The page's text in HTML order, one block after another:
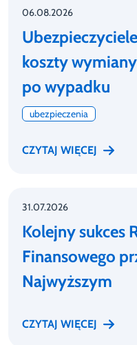
06.08.2026
koszty
po wypadku
ubezpieczenia
CZYTAJ WIĘCEJ
31.07.2026
Kolejny sukces
Finansowego
Najwyższym
CZYTAJ WIĘCEJ